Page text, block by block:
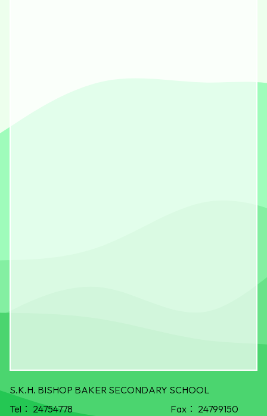
S.K.H. BISHOP BAKER SECONDARY SCHOOL
Tel： 24754778 Fax： 24799150